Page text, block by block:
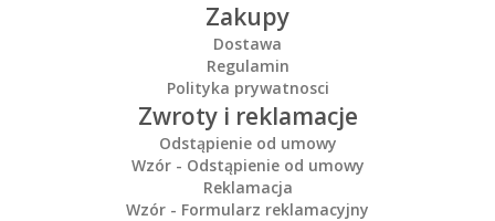
Zakupy
Dostawa
Regulamin
Polityka prywatnosci
Zwroty i reklamacje
Odstąpienie od umowy
Wzór - Odstąpienie od umowy
Reklamacja
Wzór - Formularz reklamacyjny